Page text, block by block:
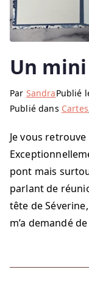
Un
Par SandraPublié
Publié dans Cartes
Je vous
pont mais
parlant de
tête de
m’a demandé